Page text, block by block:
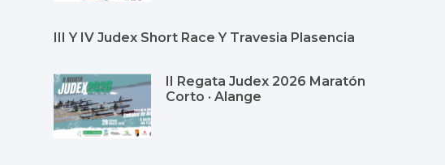
III Y IV Judex Short Race Y Travesia Plasencia
II Regata Judex 2026 Maratón
Corto · Alange